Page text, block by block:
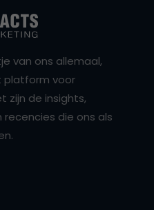
van ons allemaal,
platform voor
zijn de insights,
die ons als